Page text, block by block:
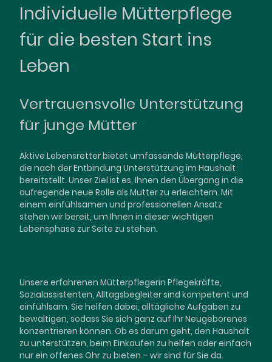
Individuelle Mütterpflege
für die besten Start ins
Leben
Vertrauensvolle Unterstützung
für junge Mütter
Aktive Lebensretter bietet umfassende Mütterpflege,
die nach der Entbindung Unterstützung im Haushalt
bereitstellt. Unser Ziel ist es, Ihnen den Übergang in die
aufregende neue Rolle als Mutter zu erleichtern. Mit
einem einfühlsamen und professionellen Ansatz
stehen wir bereit, um Ihnen in dieser wichtigen
Lebensphase zur Seite zu stehen.
Unsere erfahrenen Mütterpflegerin Pflegekräfte,
Sozialassistenten, Alltagsbegleiter sind kompetent und
einfühlsam. Sie helfen dabei, alltägliche Aufgaben zu
bewältigen, sodass Sie sich ganz auf Ihr Neugeborenes
konzentrieren können. Ob es darum geht, den Haushalt
zu unterstützen, beim Einkaufen zu helfen oder einfach
nur ein offenes Ohr zu bieten – wir sind für Sie da.